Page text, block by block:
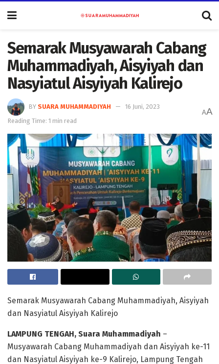
Semarak Musyawarah Cabang
Muhammadiyah, Aisyiyah dan
Nasyiatul Aisyiyah Kalirejo
BY SUARA MUHAMMADIYAH
16 Juni, 2023
Reading Time: 1 min read
AA
Semarak Musyawarah Cabang Muhammadiyah, Aisyiyah
dan Nasyiatul Aisyiyah Kalirejo
LAMPUNG TENGAH, Suara Muhammadiyah –
Musyawarah Cabang Muhammadiyah dan Aisyiyah ke-11
dan Nasyiatul Aisyiyah ke-9 Kalirejo, Lampung Tengah